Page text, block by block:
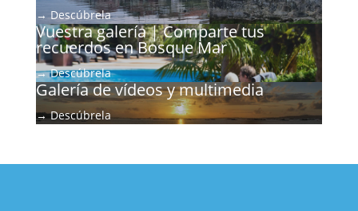
→ Descúbrela
Vuestra galería | Comparte tus
recuerdos en Bosque Mar
→ Descúbrela
Galería de vídeos y multimedia
→ Descúbrela